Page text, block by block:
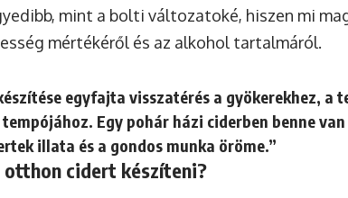
mint a bolti változatoké, hiszen mi
mértékéről és az alkohol tartalmáról.
egyfajta visszatérés a gyökerekhez, a
Egy pohár házi ciderben benne
illata és a gondos munka öröme.”
cidert készíteni?